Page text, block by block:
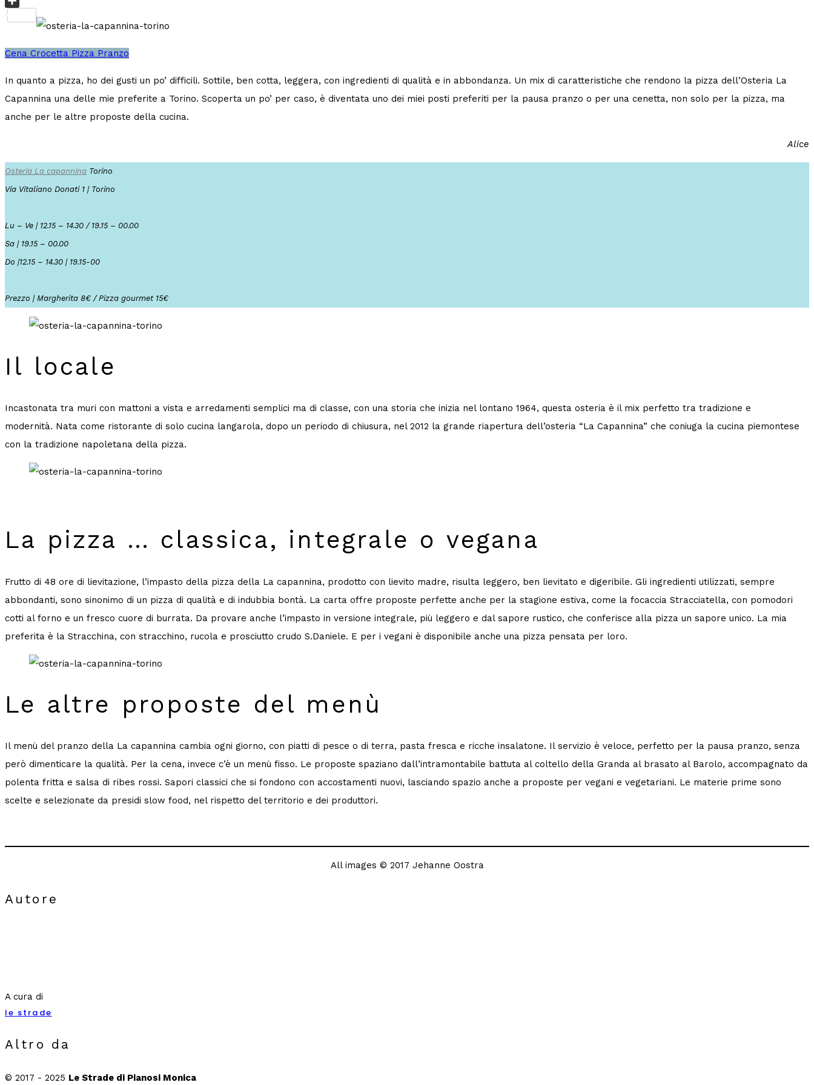
Link
Condividi
Cena Crocetta Pizza Pranzo
In quanto a pizza, ho dei gusti un po’ difficili. Sottile, ben cotta, leggera, con ingredienti di qualità e in abbondanza. Un mix di caratteristiche che rendono la pizza dell’Osteria La
Capannina una delle mie preferite a Torino. Scoperta un po’ per caso, è diventata uno dei miei posti preferiti per la pausa pranzo o per una cenetta, non solo per la pizza, ma
anche per le altre proposte della cucina.
Alice
Osteria La capannina Torino
Via Vitaliano Donati 1 | Torino
Lu – Ve | 12.15 – 14.30 / 19.15 – 00.00
Sa | 19.15 – 00.00
Do |12.15 – 14.30 | 19.15-00
Prezzo | Margherita 8€ / Pizza gourmet 15€
Il locale
Incastonata tra muri con mattoni a vista e arredamenti semplici ma di classe, con una storia che inizia nel lontano 1964, questa osteria è il mix perfetto tra tradizione e
modernità. Nata come ristorante di solo cucina langarola, dopo un periodo di chiusura, nel 2012 la grande riapertura dell’osteria “La Capannina” che coniuga la cucina piemontese
con la tradizione napoletana della pizza.
La pizza … classica, integrale o vegana
Frutto di 48 ore di lievitazione, l’impasto della pizza della La capannina, prodotto con lievito madre, risulta leggero, ben lievitato e digeribile. Gli ingredienti utilizzati, sempre
abbondanti, sono sinonimo di un pizza di qualità e di indubbia bontà. La carta offre proposte perfette anche per la stagione estiva, come la focaccia Stracciatella, con pomodori
cotti al forno e un fresco cuore di burrata. Da provare anche l’impasto in versione integrale, più leggero e dal sapore rustico, che conferisce alla pizza un sapore unico. La mia
preferita è la Stracchina, con stracchino, rucola e prosciutto crudo S.Daniele. E per i vegani è disponibile anche una pizza pensata per loro.
Le altre proposte del menù
Il menù del pranzo della La capannina cambia ogni giorno, con piatti di pesce o di terra, pasta fresca e ricche insalatone. Il servizio è veloce, perfetto per la pausa pranzo, senza
però dimenticare la qualità. Per la cena, invece c’è un menù fisso. Le proposte spaziano dall’intramontabile battuta al coltello della Granda al brasato al Barolo, accompagnato da
polenta fritta e salsa di ribes rossi. Sapori classici che si fondono con accostamenti nuovi, lasciando spazio anche a proposte per vegani e vegetariani. Le materie prime sono
scelte e selezionate da presidi slow food, nel rispetto del territorio e dei produttori.
All images © 2017 Jehanne Oostra
Autore
A cura di
le strade
Altro da
© 2017 - 2025 Le Strade di Pianosi Monica